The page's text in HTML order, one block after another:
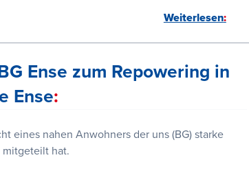
Weiterlesen
Ense zum Repowering in
Ense
eines nahen Anwohners der uns (BG) starke
mitgeteilt hat.